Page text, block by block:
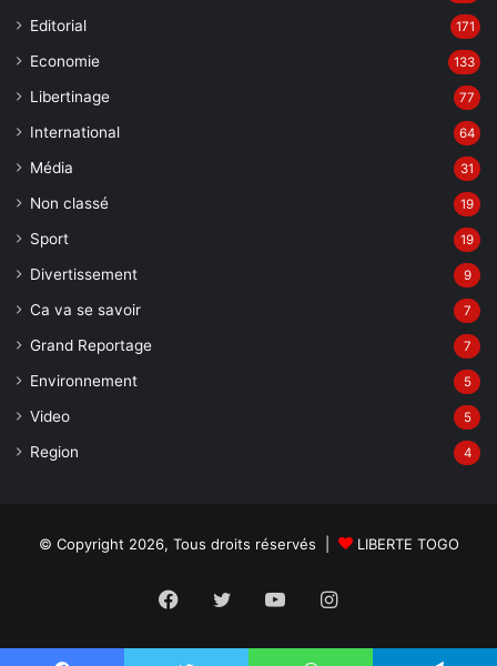
Editorial 171
Economie 133
Libertinage 77
International 64
Média 31
Non classé 19
Sport 19
Divertissement 9
Ca va se savoir 7
Grand Reportage 7
Environnement 5
Video 5
Region 4
© Copyright 2026, Tous droits réservés | LIBERTE TOGO
Facebook
TwitterYouTubeInstagram